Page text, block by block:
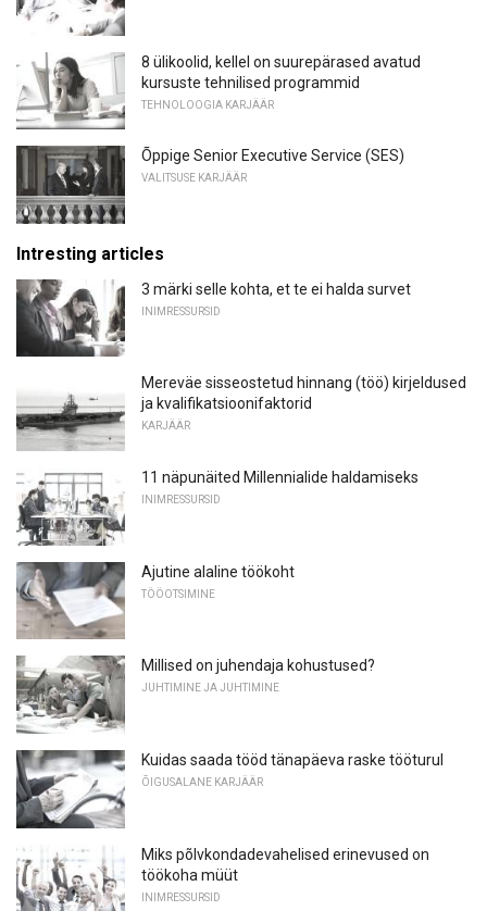
8 ülikoolid, kellel on suurepärased avatud
kursuste tehnilised programmid
TEHNOLOOGIA KARJÄÄR
Õppige Senior Executive Service (SES)
VALITSUSE KARJÄÄR
Intresting articles
3 märki selle kohta, et te ei halda survet
INIMRESSURSID
Mereväe sisseostetud hinnang (töö) kirjeldused
ja kvalifikatsioonifaktorid
KARJÄÄR
11 näpunäited Millennialide haldamiseks
INIMRESSURSID
Ajutine alaline töökoht
TÖÖOTSIMINE
Millised on juhendaja kohustused?
JUHTIMINE JA JUHTIMINE
Kuidas saada tööd tänapäeva raske tööturul
ÕIGUSALANE KARJÄÄR
Miks põlvkondadevahelised erinevused on
töökoha müüt
INIMRESSURSID